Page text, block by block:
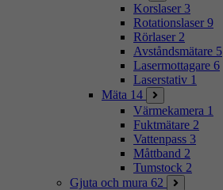
Korslaser 3
Rotationslaser 9
Rörlaser 2
Avståndsmätare 5
Lasermottagare 6
Laserstativ 1
Mäta 14
Värmekamera 1
Fuktmätare 2
Vattenpass 3
Måttband 2
Tumstock 2
Gjuta och mura 62